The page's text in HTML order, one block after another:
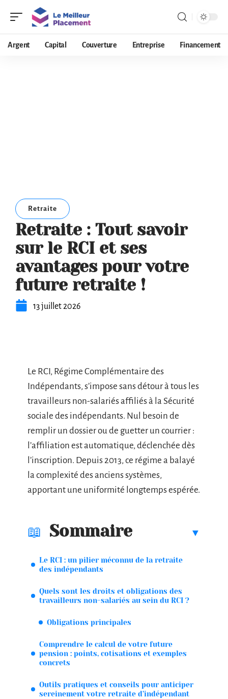
Argent Capital Couverture Entreprise Financement
Retraite
Retraite : Tout savoir
sur le RCI et ses
avantages pour votre
future retraite !
13 juillet 2026
Le RCI, Régime Complémentaire des
Indépendants, s’impose sans détour à tous les
travailleurs non-salariés affiliés à la Sécurité
sociale des indépendants. Nul besoin de
remplir un dossier ou de guetter un courrier :
l’affiliation est automatique, déclenchée dès
l’inscription. Depuis 2013, ce régime a balayé
la complexité des anciens systèmes,
apportant une uniformité longtemps espérée.
Sommaire
Le RCI : un pilier méconnu de la retraite
des indépendants
Quels sont les droits et obligations des
travailleurs non-salariés au sein du RCI ?
Obligations principales
Comprendre le calcul de votre future
pension : points, cotisations et exemples
concrets
Outils pratiques et conseils pour anticiper
sereinement votre retraite d’indépendant